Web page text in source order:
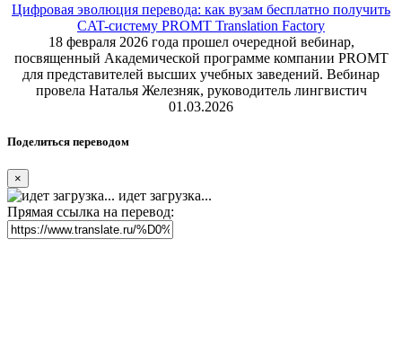
Цифровая эволюция перевода: как вузам бесплатно получить
CAT-систему PROMT Translation Factory
18 февраля 2026 года прошел очередной вебинар,
посвященный Академической программе компании PROMT
для представителей высших учебных заведений. Вебинар
провела Наталья Железняк, руководитель лингвистич
01.03.2026
Поделиться переводом
×
идет загрузка...
Прямая ссылка на перевод: